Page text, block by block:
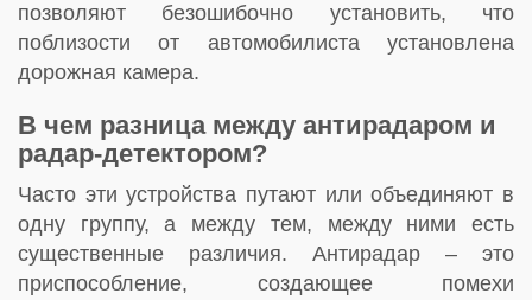
позволяют безошибочно установить, что
поблизости от автомобилиста установлена
дорожная камера.
В чем разница между антирадаром и
радар-детектором?
Часто эти устройства путают или объединяют в
одну группу, а между тем, между ними есть
существенные различия. Антирадар – это
приспособление, создающее помехи